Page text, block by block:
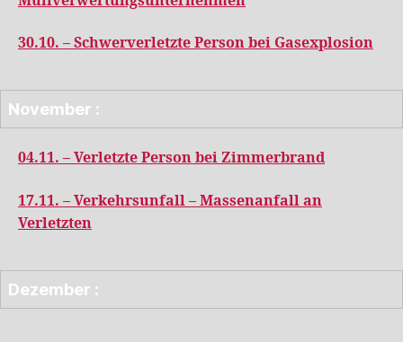
30.10. – Schwerverletzte Person bei Gasexplosion
November :
04.11. – Verletzte Person bei Zimmerbrand
17.11. – Verkehrsunfall – Massenanfall an
Verletzten
Dezember :